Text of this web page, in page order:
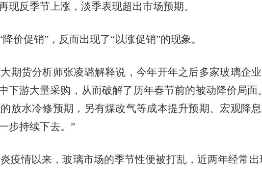
现反季节上涨，淡季表现超出市场预期。
降价促销”，反而出现了“以涨促销”的现象。
期货分析师张凌璐解释说，今年开年之后多家玻璃企
下游大量采购，从而破解了历年春节前的被动降价局面
放水冷修预期，另有煤改气等成本提升预期、宏观降
步持续下去。”
疫情以来，玻璃市场的季节性便被打乱，近两年经常出